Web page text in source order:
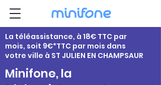
La téléassistance, à 18€ TTC par
mois, soit 9€*TTC par mois dans
votre ville à ST JULIEN EN CHAMPSAUR
Minifone, la